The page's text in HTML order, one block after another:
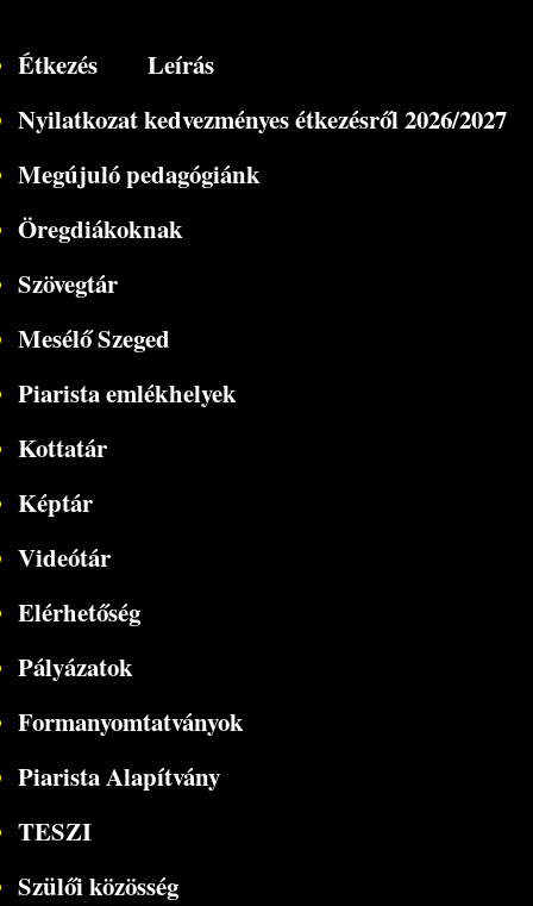
Étkezés
Leírás
Nyilatkozat kedvezményes étkezésről 2026/2027
Megújuló pedagógiánk
Öregdiákoknak
Szövegtár
Mesélő Szeged
Piarista emlékhelyek
Kottatár
Képtár
Videótár
Elérhetőség
Pályázatok
Formanyomtatványok
Piarista Alapítvány
TESZI
Szülői közösség